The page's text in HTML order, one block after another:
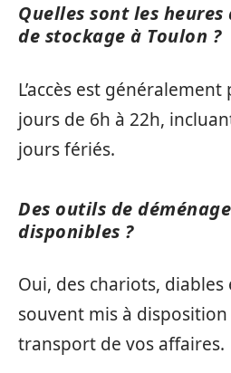
Quelles sont les heures
de stockage à Toulon ?
L’accès est
jours de 6h à 22h,
jours fériés.
Des outils de
disponibles ?
Oui, des chariots,
souvent mis à
transport de vos affaires.